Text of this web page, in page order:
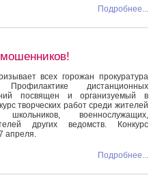
Подробнее...
всех горожан прокуратура
Профилактике дистанционных
посвящен и организуемый в
творческих работ среди жителей
школьников, военнослужащих,
других ведомств. Конкурс
апреля.
Подробнее...